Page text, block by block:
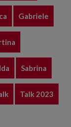
Gabriele
Sabrina
Talk 2023